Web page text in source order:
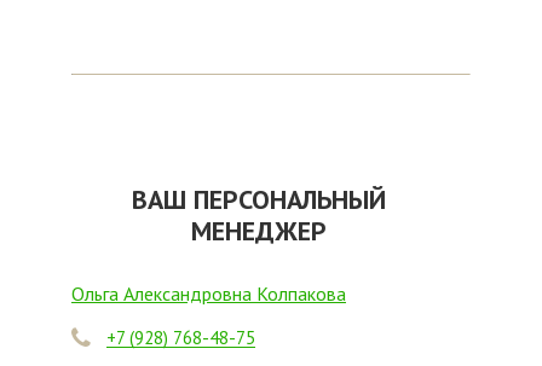
ВАШ ПЕРСОНАЛЬНЫЙ
МЕНЕДЖЕР
Ольга Александровна Колпакова
+7 (928) 768-48-75